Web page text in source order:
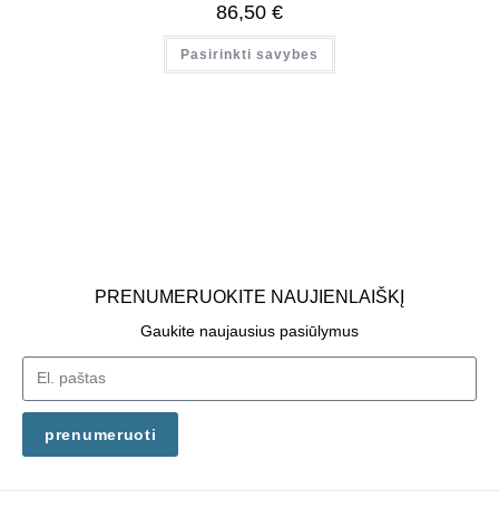
86,50 €
Pasirinkti savybes
PRENUMERUOKITE NAUJIENLAIŠKĮ
Gaukite naujausius pasiūlymus
prenumeruoti